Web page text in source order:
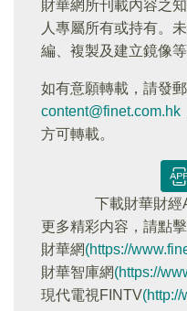
財華網所刊載內容之
人專屬所有或持有。
編、複製及建立鏡像等
如有意願轉載，請發
content@finet.com.hk
方可轉載。
下載財華財經
更多精彩内容，請點擊
財華網(https://
財華智庫網(https://
現代電視FINTV(http://